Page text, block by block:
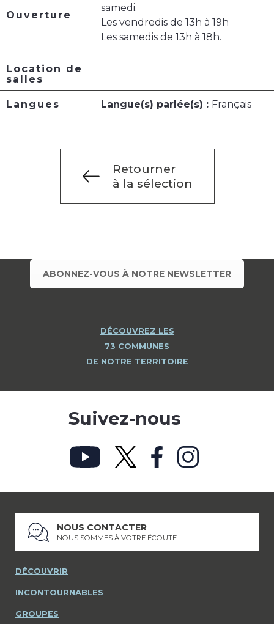
Ouverture
samedi.
Les vendredis de 13h à 19h
Les samedis de 13h à 18h.
Location de
salles
Langues Langue(s) parlée(s) : Français
Retourner
à la sélection
ABONNEZ-VOUS À NOTRE NEWSLETTER
DÉCOUVREZ LES
73 COMMUNES
DE NOTRE TERRITOIRE
Suivez-nous
NOUS CONTACTER
NOUS SOMMES À VOTRE ÉCOUTE
DÉCOUVRIR
INCONTOURNABLES
GROUPES